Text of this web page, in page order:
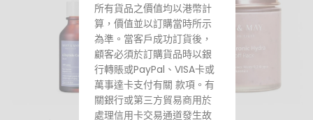
所有貨品之價值均以港幣計
算，價值並以訂購當時所示
為準。當客戶成功訂貨後，
顧客必須於訂購貨品時以銀
行轉賬或PayPal、VISA卡或
萬事達卡支付有關 款項。有
關銀行或第三方貿易商用於
處理信用卡交易通道發生故